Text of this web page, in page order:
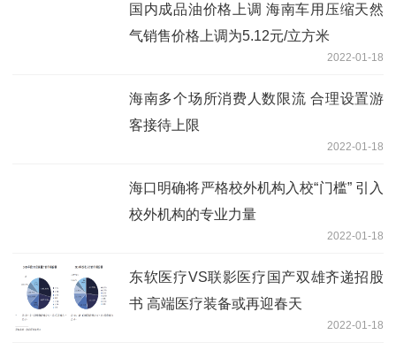
国内成品油价格上调 海南车用压缩天然
气销售价格上调为5.12元/立方米
2022-01-18
海南多个场所消费人数限流 合理设置游
客接待上限
2022-01-18
海口明确将严格校外机构入校“门槛” 引入
校外机构的专业力量
2022-01-18
东软医疗VS联影医疗国产双雄齐递招股
书 高端医疗装备或再迎春天
2022-01-18